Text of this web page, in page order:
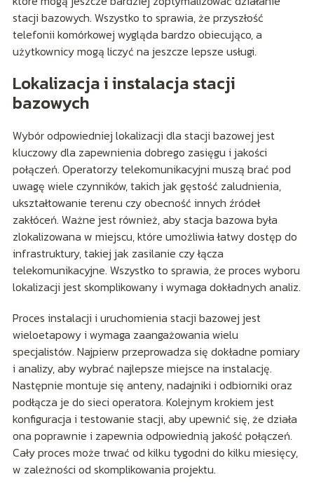
stacji bazowych. Wszystko to sprawia, że przyszłość
telefonii komórkowej wygląda bardzo obiecująco, a
użytkownicy mogą liczyć na jeszcze lepsze usługi.
Lokalizacja i instalacja stacji
bazowych
Wybór odpowiedniej lokalizacji dla stacji bazowej jest
kluczowy dla zapewnienia dobrego zasięgu i jakości
połączeń. Operatorzy telekomunikacyjni muszą brać pod
uwagę wiele czynników, takich jak gęstość zaludnienia,
ukształtowanie terenu czy obecność innych źródeł
zakłóceń. Ważne jest również, aby stacja bazowa była
zlokalizowana w miejscu, które umożliwia łatwy dostęp do
infrastruktury, takiej jak zasilanie czy łącza
telekomunikacyjne. Wszystko to sprawia, że proces wyboru
lokalizacji jest skomplikowany i wymaga dokładnych analiz.
Proces instalacji i uruchomienia stacji bazowej jest
wieloetapowy i wymaga zaangażowania wielu
specjalistów. Najpierw przeprowadza się dokładne pomiary
i analizy, aby wybrać najlepsze miejsce na instalację.
Następnie montuje się anteny, nadajniki i odbiorniki oraz
podłącza je do sieci operatora. Kolejnym krokiem jest
konfiguracja i testowanie stacji, aby upewnić się, że działa
ona poprawnie i zapewnia odpowiednią jakość połączeń.
Cały proces może trwać od kilku tygodni do kilku miesięcy,
w zależności od skomplikowania projektu.